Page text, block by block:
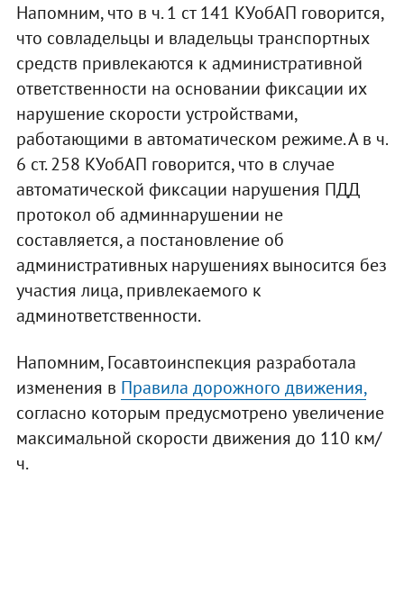
Напомним, что в ч. 1 ст 141 КУобАП говорится,
что совладельцы и владельцы транспортных
средств привлекаются к административной
ответственности на основании фиксации их
нарушение скорости устройствами,
работающими в автоматическом режиме. А в ч.
6 ст. 258 КУобАП говорится, что в случае
автоматической фиксации нарушения ПДД
протокол об админнарушении не
составляется, а постановление об
административных нарушениях выносится без
участия лица, привлекаемого к
админответственности.
Напомним, Госавтоинспекция разработала
изменения в Правила дорожного движения,
согласно которым предусмотрено увеличение
максимальной скорости движения до 110 км/
ч.